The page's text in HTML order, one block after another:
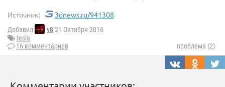
Источник: 3dnews.ru/941308
Добавил v8 21 Октября 2016
tesla
16 комментариев
проблема (2)